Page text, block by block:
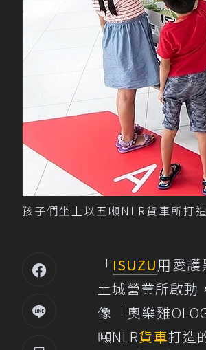
孩子們坐上以五噸NLR貨車所打
「ISUZU用愛
土城營業所啟動
像「奧樂雞
噸NLR貨車打造